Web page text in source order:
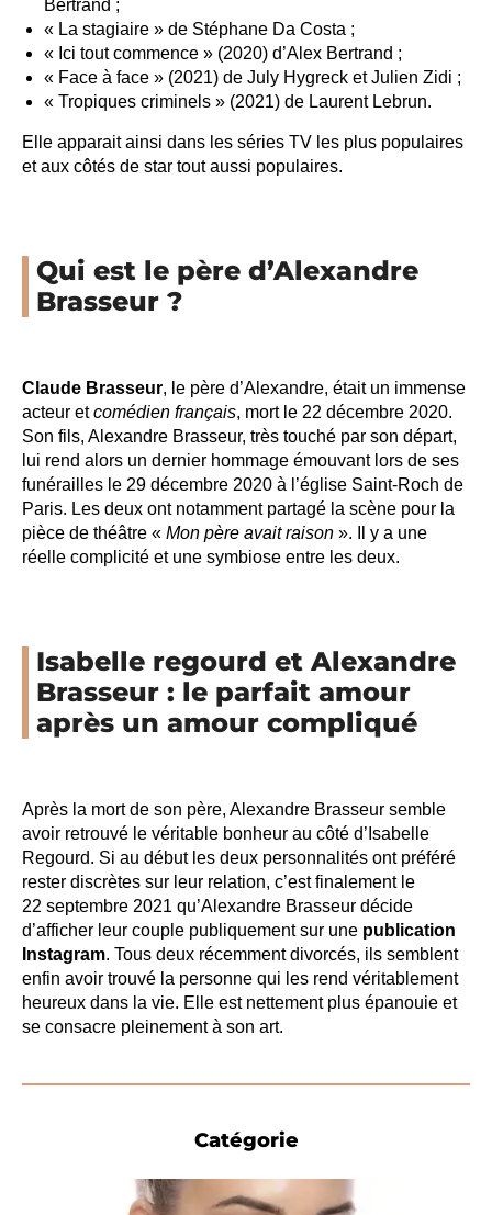
Bertrand ;
« La stagiaire » de Stéphane Da Costa ;
« Ici tout commence » (2020) d’Alex Bertrand ;
« Face à face » (2021) de July Hygreck et Julien Zidi ;
« Tropiques criminels » (2021) de Laurent Lebrun.
Elle apparait ainsi dans les séries TV les plus populaires
et aux côtés de star tout aussi populaires.
Qui est le père d’Alexandre
Brasseur ?
Claude Brasseur, le père d’Alexandre, était un immense
acteur etcomédien français, mort le 22 décembre 2020.
Son fils, Alexandre Brasseur, très touché par son départ,
lui rend alors un dernier hommage émouvant lors de ses
funérailles le 29 décembre 2020 à l’église Saint-Roch de
Paris. Les deux ont notamment partagé la scène pour la
pièce de théâtre « Mon père avait raison ». Il y a une
réelle complicité et une symbiose entre les deux.
Isabelle regourd et Alexandre
Brasseur : le parfait amour
après un amour compliqué
Après la mort de son père, Alexandre Brasseur semble
avoir retrouvé le véritable bonheur au côté d’Isabelle
Regourd. Si au début les deux personnalités ont préféré
rester discrètes sur leur relation, c’est finalement le
22 septembre 2021 qu’Alexandre Brasseur décide
d’afficher leur couple publiquement sur une publication
Instagram. Tous deux récemment divorcés, ils semblent
enfin avoir trouvé la personne qui les rend véritablement
heureux dans la vie. Elle est nettement plus épanouie et
se consacre pleinement à son art.
Catégorie